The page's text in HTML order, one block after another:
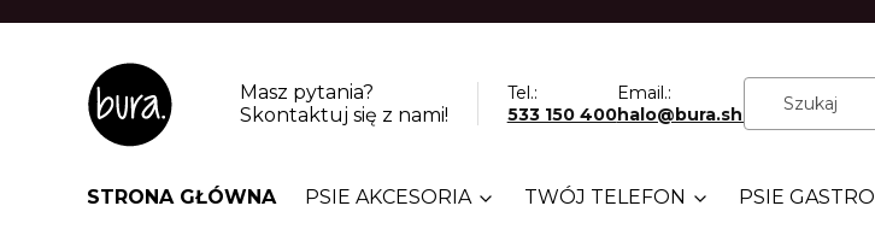
Masz pytania?
Skontaktuj się z nami!
Tel.:
533 150 400
Email.:
halo@bura.shop
STRONA GŁÓWNA PSIE AKCESORIA TWÓJ TELEFON PSIE GASTRO